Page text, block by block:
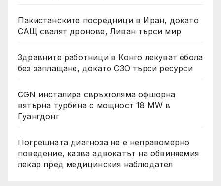
Пакистанските посредници в Иран, докато
САЩ свалят дронове, Ливан търси мир
Здравните работници в Конго лекуват ебола
без заплащане, докато СЗО търси ресурси
CGN инсталира свръхголяма офшорна
вятърна турбина с мощност 18 MW в
Гуангдонг
Погрешната диагноза не е неправомерно
поведение, казва адвокатът на обвиняемия
лекар пред медицинския наблюдател